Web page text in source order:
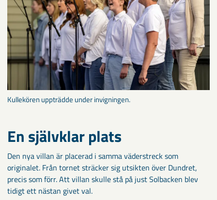
Kullekören uppträdde under invigningen.
En självklar plats
Den nya villan är placerad i samma väderstreck som
originalet. Från tornet sträcker sig utsikten över Dundret,
precis som förr. Att villan skulle stå på just Solbacken blev
tidigt ett nästan givet val.